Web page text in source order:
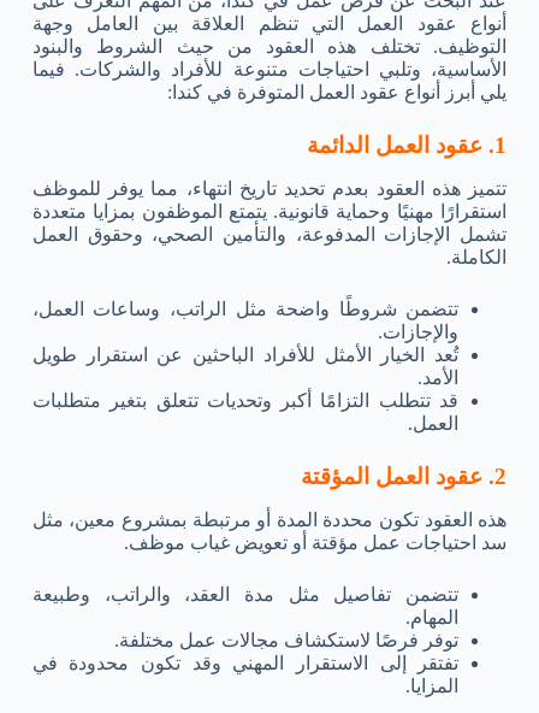
أنواع عقود العمل التي تنظم العلاقة بين العامل وجهة
التوظيف. تختلف هذه العقود من حيث الشروط والبنود
الأساسية، وتلبي احتياجات متنوعة للأفراد والشركات. فيما
يلي أبرز أنواع عقود العمل المتوفرة في كندا:
1. عقود العمل الدائمة
تتميز هذه العقود بعدم تحديد تاريخ انتهاء، مما يوفر للموظف
استقرارًا مهنيًا وحماية قانونية. يتمتع الموظفون بمزايا متعددة
تشمل الإجازات المدفوعة، والتأمين الصحي، وحقوق العمل
الكاملة.
تتضمن شروطًا واضحة مثل الراتب، وساعات العمل،
والإجازات.
تُعد الخيار الأمثل للأفراد الباحثين عن استقرار طويل
الأمد.
قد تتطلب التزامًا أكبر وتحديات تتعلق بتغير متطلبات
العمل.
2. عقود العمل المؤقتة
هذه العقود تكون محددة المدة أو مرتبطة بمشروع معين، مثل
سد احتياجات عمل مؤقتة أو تعويض غياب موظف.
تتضمن تفاصيل مثل مدة العقد، والراتب، وطبيعة
المهام.
توفر فرصًا لاستكشاف مجالات عمل مختلفة.
تفتقر إلى الاستقرار المهني وقد تكون محدودة في
المزايا.